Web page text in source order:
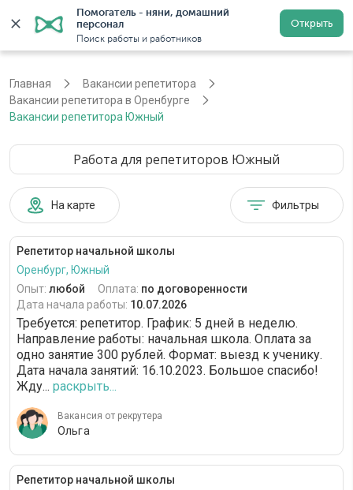
Помогатель - няни, домашний
персонал
Поиск работы и работников
Открыть
Регистрация
Главная
Вакансии репетитора
Вакансии репетитора в Оренбурге
Вакансии репетитора Южный
Работа для репетиторов Южный
На карте Фильтры
Репетитор начальной школы
Оренбург, Южный
Опыт: любой Оплата: по договоренности
Дата начала работы: 10.07.2026
Требуется: репетитор. График: 5 дней в неделю.
Направление работы: начальная школа. Оплата за
одно занятие 300 рублей. Формат: выезд к ученику.
Дата начала занятий: 16.10.2023. Большое спасибо!
Жду... раскрыть...
Вакансия от рекрутера
Ольга
Репетитор начальной школы